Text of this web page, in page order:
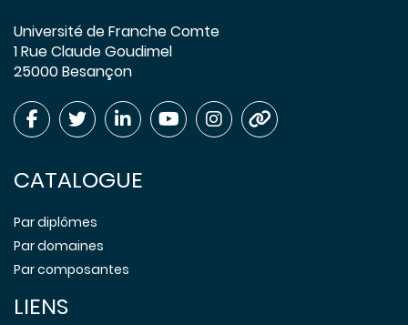
Université de Franche Comte
1 Rue Claude Goudimel
25000 Besançon
CATALOGUE
Par diplômes
Par domaines
Par composantes
LIENS